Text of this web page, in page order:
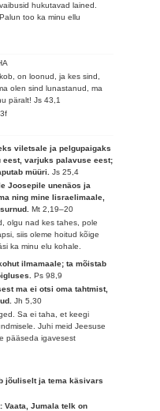
hukutavad lained.
too ka minu ellu
on loonud, ja kes sind,
olen sind lunastanud, ma
päralt!Js 43,1
viletsale ja pelgupaigaks
varjuks palavuse eest;
müüri.Js 25,4
Joosepile unenäos ja
ning mine Iisraelimaale,
surnud.Mt 2,19–20
olgu nad kes tahes, pole
siis oleme hoitud kõige
ka minu elu kohale.
ilmamaale; ta mõistab
Ps 98,9
ma ei otsi oma tahtmist,
Jh 5,30
Sa ei taha, et keegi
Juhi meid Jeesuse
pääseda igavesest
jõuliselt ja tema käsivars
Vaata, Jumala telk on